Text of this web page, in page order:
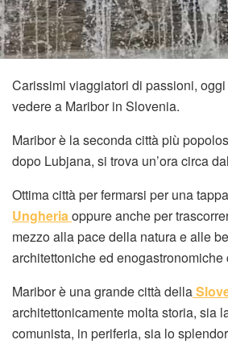
Carissimi viaggiatori di passioni,
vedere a Maribor in Slovenia.
Maribor è la seconda città più
dopo Lubjana, si trova un’ora circa
Ottima città per fermarsi per una
Ungheriaoppure anche per
mezzo alla pace della natura e alle
architettoniche ed enogastronomiche
Maribor è una grande città della
architettonicamente molta storia, sia
comunista, in periferia, sia lo